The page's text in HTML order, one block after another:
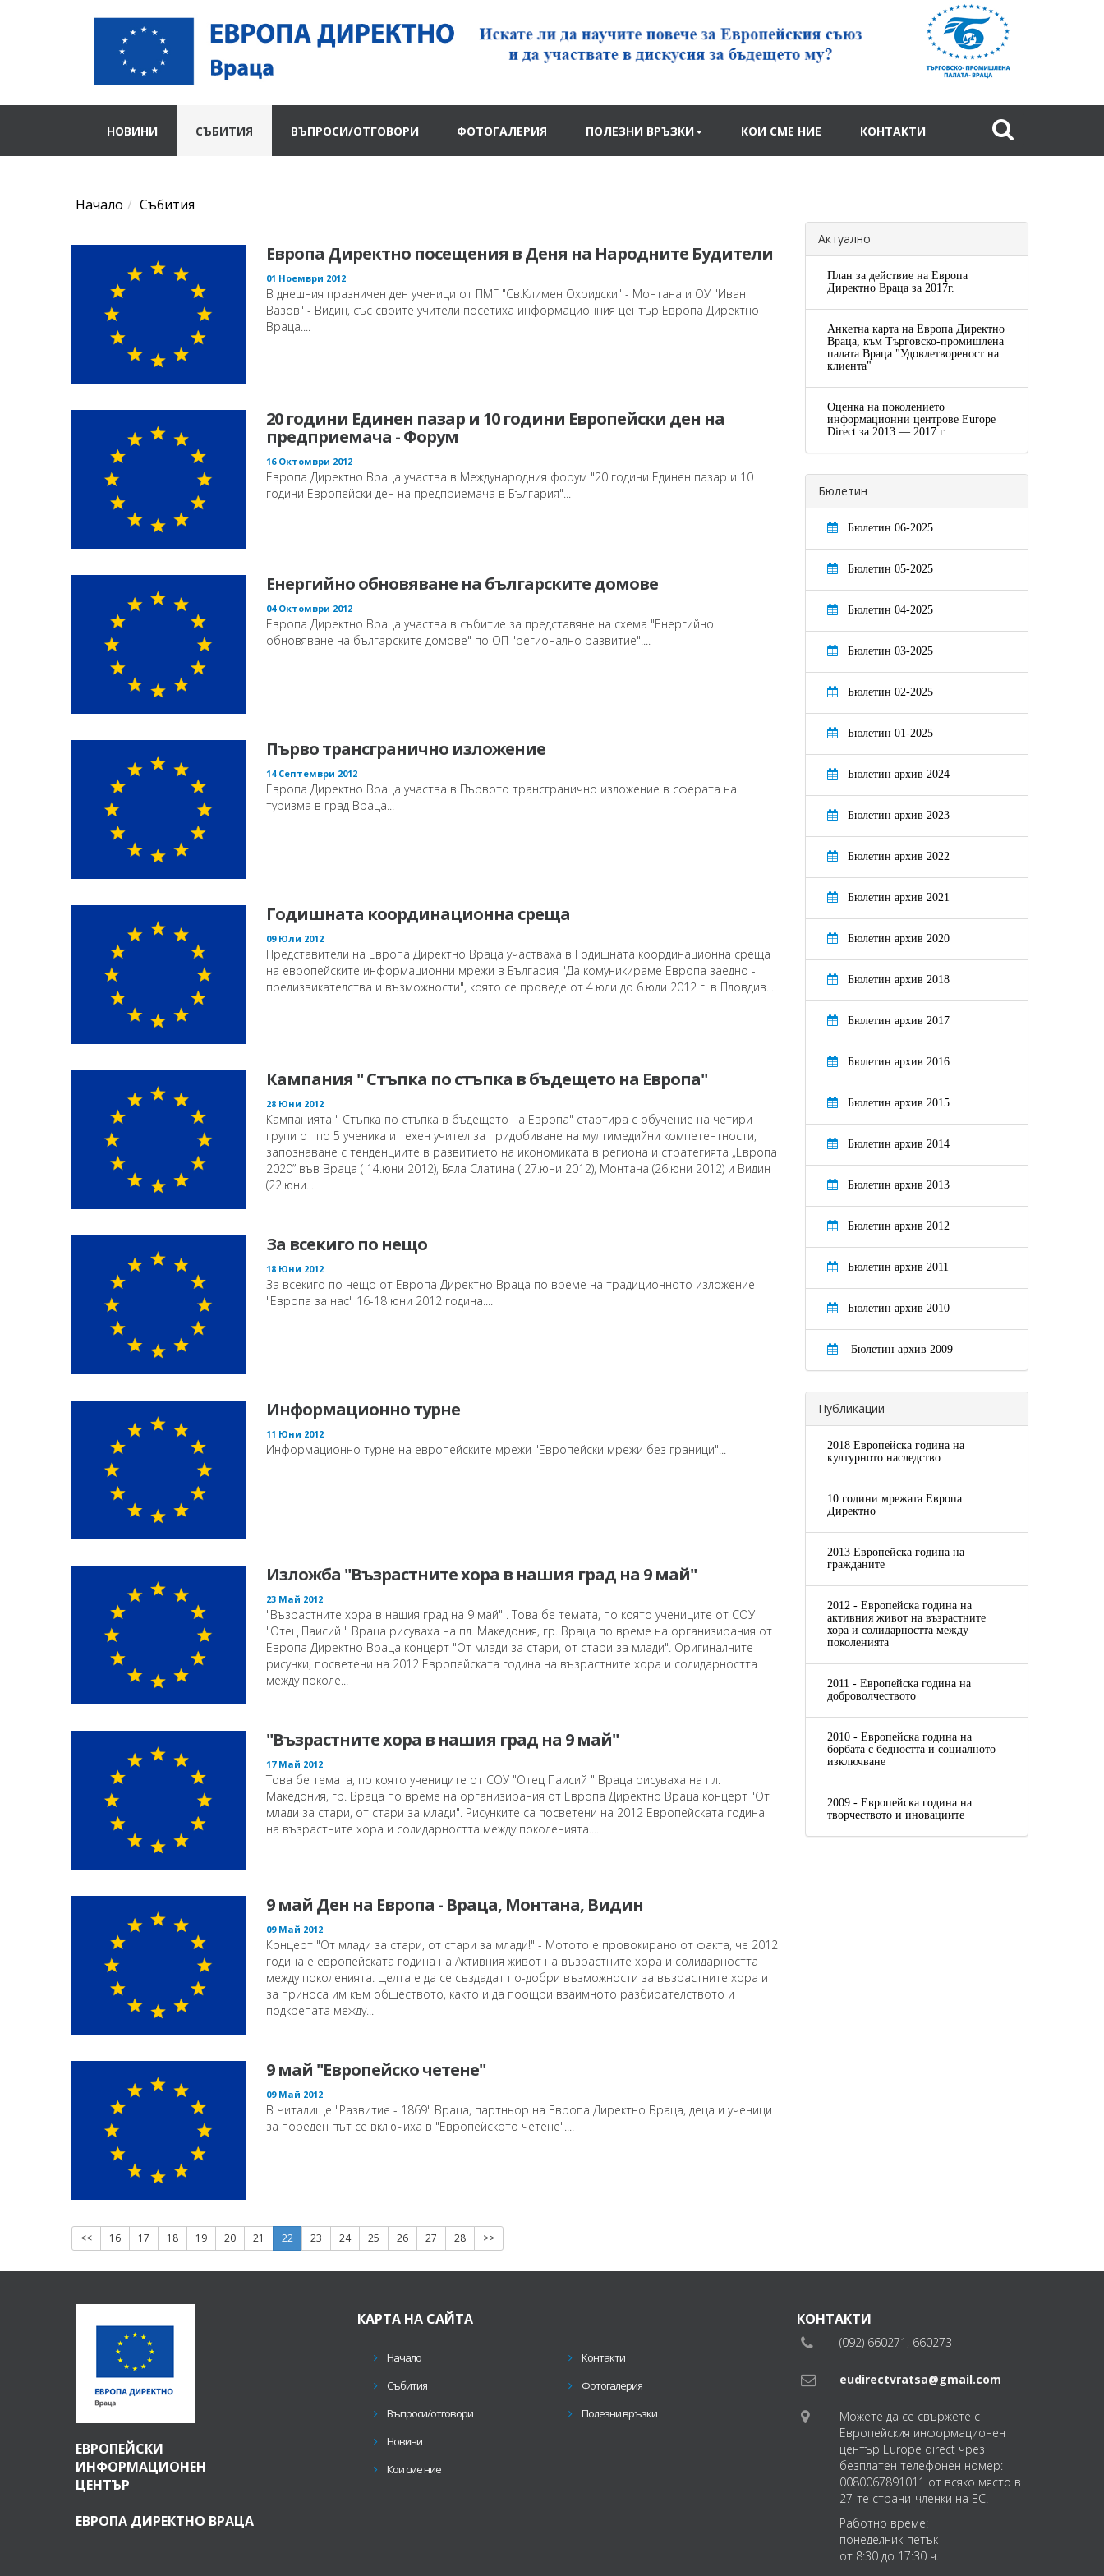
НОВИНИ СЪБИТИЯ ВЪПРОСИ/ОТГОВОРИ ФОТОГАЛЕРИЯ ПОЛЕЗНИ ВРЪЗКИ КОИ СМЕ НИЕ КОНТАКТИ
Начало Събития
Европа Директно посещения в Деня на Народните Будители
01 Ноември 2012
В днешния празничен ден ученици от ПМГ "Св.Климен Охридски" - Монтана и ОУ "Иван
Вазов" - Видин, със своите учители посетиха информационния център Европа Директно
Враца....
20 години Единен пазар и 10 години Европейски ден на
предприемача - Форум
16 Октомври 2012
Европа Директно Враца участва в Международния форум "20 години Единен пазар и 10
години Европейски ден на предприемача в България"...
Енергийно обновяване на българските домове
04 Октомври 2012
Европа Директно Враца участва в събитие за представяне на схема "Енергийно
обновяване на българските домове" по ОП "регионално развитие"....
Първо трансгранично изложение
14 Септември 2012
Европа Директно Враца участва в Първото трансгранично изложение в сферата на
туризма в град Враца...
Годишната координационна среща
09 Юли 2012
Представители на Европа Директно Враца участваха в Годишната координационна среща
на европейските информационни мрежи в България "Да комуникираме Европа заедно -
предизвикателства и възможности", която се проведе от 4.юли до 6.юли 2012 г. в Пловдив....
Кампания " Стъпка по стъпка в бъдещето на Европа"
28 Юни 2012
Кампанията " Стъпка по стъпка в бъдещето на Европа" стартира с обучение на четири
групи от по 5 ученика и техен учител за придобиване на мултимедийни компетентности,
запознаване с тенденциите в развитието на икономиката в региона и стратегията „Европа
2020” във Враца ( 14.юни 2012), Бяла Слатина ( 27.юни 2012), Монтана (26.юни 2012) и Видин
(22.юни...
За всекиго по нещо
18 Юни 2012
За всекиго по нещо от Европа Директно Враца по време на традиционното изложение
"Европа за нас" 16-18 юни 2012 година....
Информационно турне
11 Юни 2012
Информационно турне на европейските мрежи "Европейски мрежи без граници"...
Изложба "Възрастните хора в нашия град на 9 май"
23 Май 2012
"Възрастните хора в нашия град на 9 май" . Това бе темата, по която учениците от СОУ
"Отец Паисий " Враца рисуваха на пл. Македония, гр. Враца по време на организирания от
Европа Директно Враца концерт "От млади за стари, от стари за млади". Оригиналните
рисунки, посветени на 2012 Европейската година на възрастните хора и солидарността
между поколе...
"Възрастните хора в нашия град на 9 май"
17 Май 2012
Това бе темата, по която учениците от СОУ "Отец Паисий " Враца рисуваха на пл.
Македония, гр. Враца по време на организирания от Европа Директно Враца концерт "От
млади за стари, от стари за млади". Рисунките са посветени на 2012 Европейската година
на възрастните хора и солидарността между поколенията....
9 май Ден на Европа - Враца, Монтана, Видин
09 Май 2012
Концерт "От млади за стари, от стари за млади!" - Мотото е провокирано от факта, че 2012
година е европейската година на Активния живот на възрастните хора и солидарността
между поколенията. Целта е да се създадат по-добри възможности за възрастните хора и
за приноса им към обществото, както и да поощри взаимното разбирателството и
подкрепата между...
9 май "Европейско четене"
09 Май 2012
В Читалище "Развитие - 1869" Враца, партньор на Европа Директно Враца, деца и ученици
за пореден път се включиха в "Европейското четене"....
<< 16 17 18 19 20 21 22 23 24 25 26 27 28 >>
Актуално
План за действие на Европа
Директно Враца за 2017г.
Анкетна карта на Европа Директно
Враца, към Търговско-промишлена
палата Враца "Удовлетвореност на
клиента"
Оценка на поколението
информационни центрове Europe
Direct за 2013 — 2017 г.
Бюлетин
Бюлетин 06-2025
Бюлетин 05-2025
Бюлетин 04-2025
Бюлетин 03-2025
Бюлетин 02-2025
Бюлетин 01-2025
Бюлетин архив 2024
Бюлетин архив 2023
Бюлетин архив 2022
Бюлетин архив 2021
Бюлетин архив 2020
Бюлетин архив 2018
Бюлетин архив 2017
Бюлетин архив 2016
Бюлетин архив 2015
Бюлетин архив 2014
Бюлетин архив 2013
Бюлетин архив 2012
Бюлетин архив 2011
Бюлетин архив 2010
Бюлетин архив 2009
Публикации
2018 Европейска година на
културното наследство
10 години мрежата Европа
Директно
2013 Европейска година на
гражданите
2012 - Европейска година на
активния живот на възрастните
хора и солидарността между
поколенията
2011 - Европейска година на
доброволчеството
2010 - Европейска година на
борбата с бедността и социалното
изключване
2009 - Европейска година на
творчеството и иновациите
ЕВРОПЕЙСКИ
ИНФОРМАЦИОНЕН
ЦЕНТЪР
ЕВРОПА ДИРЕКТНО ВРАЦА
КАРТА НА САЙТА
Начало
Събития
Въпроси/отговори
Новини
Кои сме ние
Контакти
Фотогалерия
Полезни връзки
КОНТАКТИ
(092) 660271, 660273
eudirectvratsa@gmail.com
Можете да се свържете с
Европейския информационен
център Europe direct чрез
безплатен телефонен номер:
0080067891011 от всяко място в
27-те страни-членки на ЕС.
Работно време:
понеделник-петък
от 8:30 до 17:30 ч.